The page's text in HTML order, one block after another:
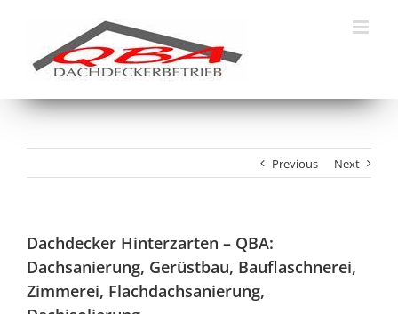
Previous Next
Dachdecker Hinterzarten – QBA:
Dachsanierung, Gerüstbau, Bauflaschnerei,
Zimmerei, Flachdachsanierung,